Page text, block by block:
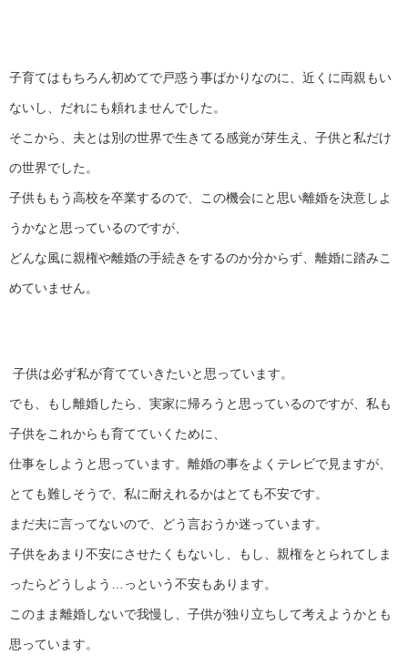
子育てはもちろん初めてで戸惑う事ばかりなのに、近くに両親もい
ないし、だれにも頼れませんでした。
そこから、夫とは別の世界で生きてる感覚が芽生え、子供と私だけ
の世界でした。
子供ももう高校を卒業するので、この機会にと思い離婚を決意しよ
うかなと思っているのですが、
どんな風に親権や離婚の手続きをするのか分からず、離婚に踏みこ
めていません。
子供は必ず私が育てていきたいと思っています。
でも、もし離婚したら、実家に帰ろうと思っているのですが、私も
子供をこれからも育てていくために、
仕事をしようと思っています。離婚の事をよくテレビで見ますが、
とても難しそうで、私に耐えれるかはとても不安です。
まだ夫に言ってないので、どう言おうか迷っています。
子供をあまり不安にさせたくもないし、もし、親権をとられてしま
ったらどうしよう…っという不安もあります。
このまま離婚しないで我慢し、子供が独り立ちして考えようかとも
思っています。